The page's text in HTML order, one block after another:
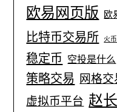
欧易网页版 欧
比特币交易所 火币
稳定币 空投是什么
策略交易 网格交
虚拟币平台 赵